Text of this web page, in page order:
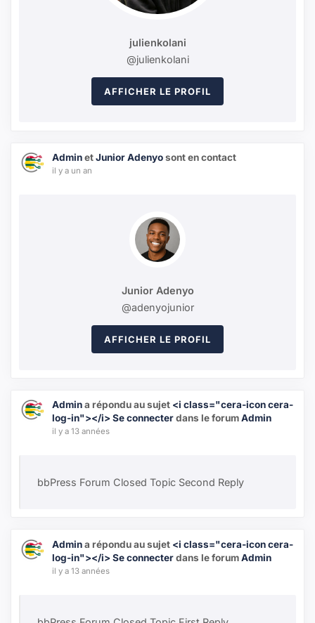
julienkolani
@julienkolani
AFFICHER LE PROFIL
AdminetJunior Adenyosont en contact
il y a un an
Junior Adenyo
@adenyojunior
AFFICHER LE PROFIL
Admina répondu au sujet <i class="cera-icon cera-
log-in"></i> Se connecterdans le forumAdmin
il y a 13 années
bbPress Forum Closed Topic Second Reply
Admina répondu au sujet <i class="cera-icon cera-
log-in"></i> Se connecterdans le forumAdmin
il y a 13 années